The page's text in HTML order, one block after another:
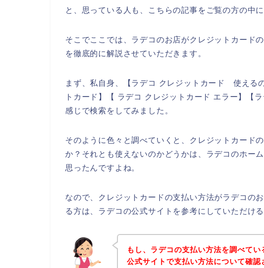
と、思っている人も、こちらの記事をご覧の方の中
そこでここでは、ラデコのお店がクレジットカード
を徹底的に解説させていただきます。
まず、私自身、【ラデコ クレジットカード 使える
トカード】【 ラデコ クレジットカード エラー】【
感じで検索をしてみました。
そのように色々と調べていくと、クレジットカード
か？それとも使えないのかどうかは、ラデコのホー
思ったんですよね。
なので、クレジットカードの支払い方法がラデコの
る方は、ラデコの公式サイトを参考にしていただける
もし、ラデコの支払い方法を調べて
公式サイトで支払い方法について確認